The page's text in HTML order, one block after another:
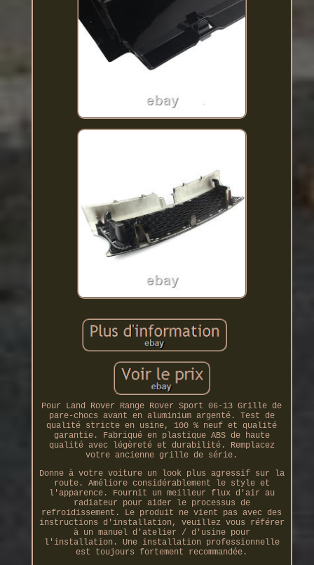
Pour Land Rover Range Rover Sport 06-13 Grille de
pare-chocs avant en aluminium argenté. Test de
qualité stricte en usine, 100 % neuf et qualité
garantie. Fabriqué en plastique ABS de haute
qualité avec légèreté et durabilité. Remplacez
votre ancienne grille de série.
Donne à votre voiture un look plus agressif sur la
route. Améliore considérablement le style et
l'apparence. Fournit un meilleur flux d'air au
radiateur pour aider le processus de
refroidissement. Le produit ne vient pas avec des
instructions d'installation, veuillez vous référer
à un manuel d'atelier / d'usine pour
l'installation. Une installation professionnelle
est toujours fortement recommandée.